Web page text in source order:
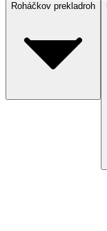
Roháčkov prekladroh